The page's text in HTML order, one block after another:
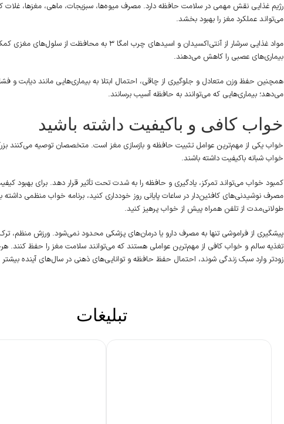
رژیم غذایی نقش مهمی در سلامت حافظه دارد. مصرف میوه‌ها، سبزیجات، ماهی، مغزها،
می‌تواند عملکرد مغز را بهبود بخشد.
مواد غذایی سرشار از آنتی‌اکسیدان و اسیدهای چرب امگا ۳ به
بیماری‌های عصبی را کاهش می‌دهند.
همچنین حفظ وزن متعادل و جلوگیری از چاقی، احتمال ابتلا به بیماری‌هایی مانند دیابت و
می‌دهد؛ بیماری‌هایی که می‌توانند به حافظه آسیب برسانند.
خواب کافی و باکیفیت داشته باشید
خواب شبانه باکیفیت داشته باشند.
کمبود خواب می‌تواند تمرکز، یادگیری و حافظه را به شدت تحت تأثیر قرار دهد. برای بهبود
مصرف نوشیدنی‌های کافئین‌دار در ساعات پایانی روز خودداری کنید، برنامه خواب منظمی داشته
طولانی‌مدت از تلفن همراه پیش از خواب پرهیز کنید.
پیشگیری از فراموشی تنها به مصرف دارو یا درمان‌های پزشکی محدود نمی‌شود. ورزش منظم، ترک
تغذیه سالم و خواب کافی از مهم‌ترین عواملی هستند که می‌توانند سلامت مغز را حفظ کنند.
زودتر وارد سبک زندگی شوند، احتمال حفظ حافظه و توانایی‌های ذهنی در سال‌های آینده
تبلیغات